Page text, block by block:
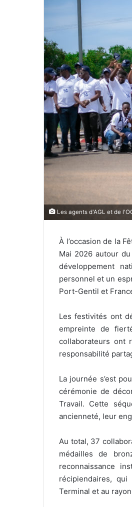
u
c
o
u
r
r
i
e
l
Les agents d'AGL et de
À l’occasion de la
Mai 2026 autour
développement
personnel et un
Port-Gentil et
Les festivités ont
empreinte de
collaborateurs ont
responsabilité
La journée s’est
cérémonie de
Travail. Cette
ancienneté, leur
Au total, 37
médailles de
reconnaissance
récipiendaires, qui
Terminal et au